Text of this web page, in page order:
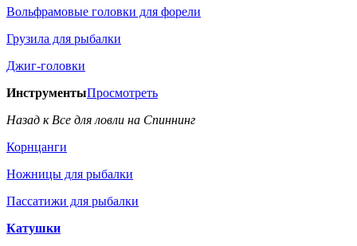
Вольфрамовые головки для форели
Грузила для рыбалки
Джиг-головки
ИнструментыПросмотреть
Назад к Все для ловли на Спиннинг
Корнцанги
Ножницы для рыбалки
Пассатижи для рыбалки
Катушки